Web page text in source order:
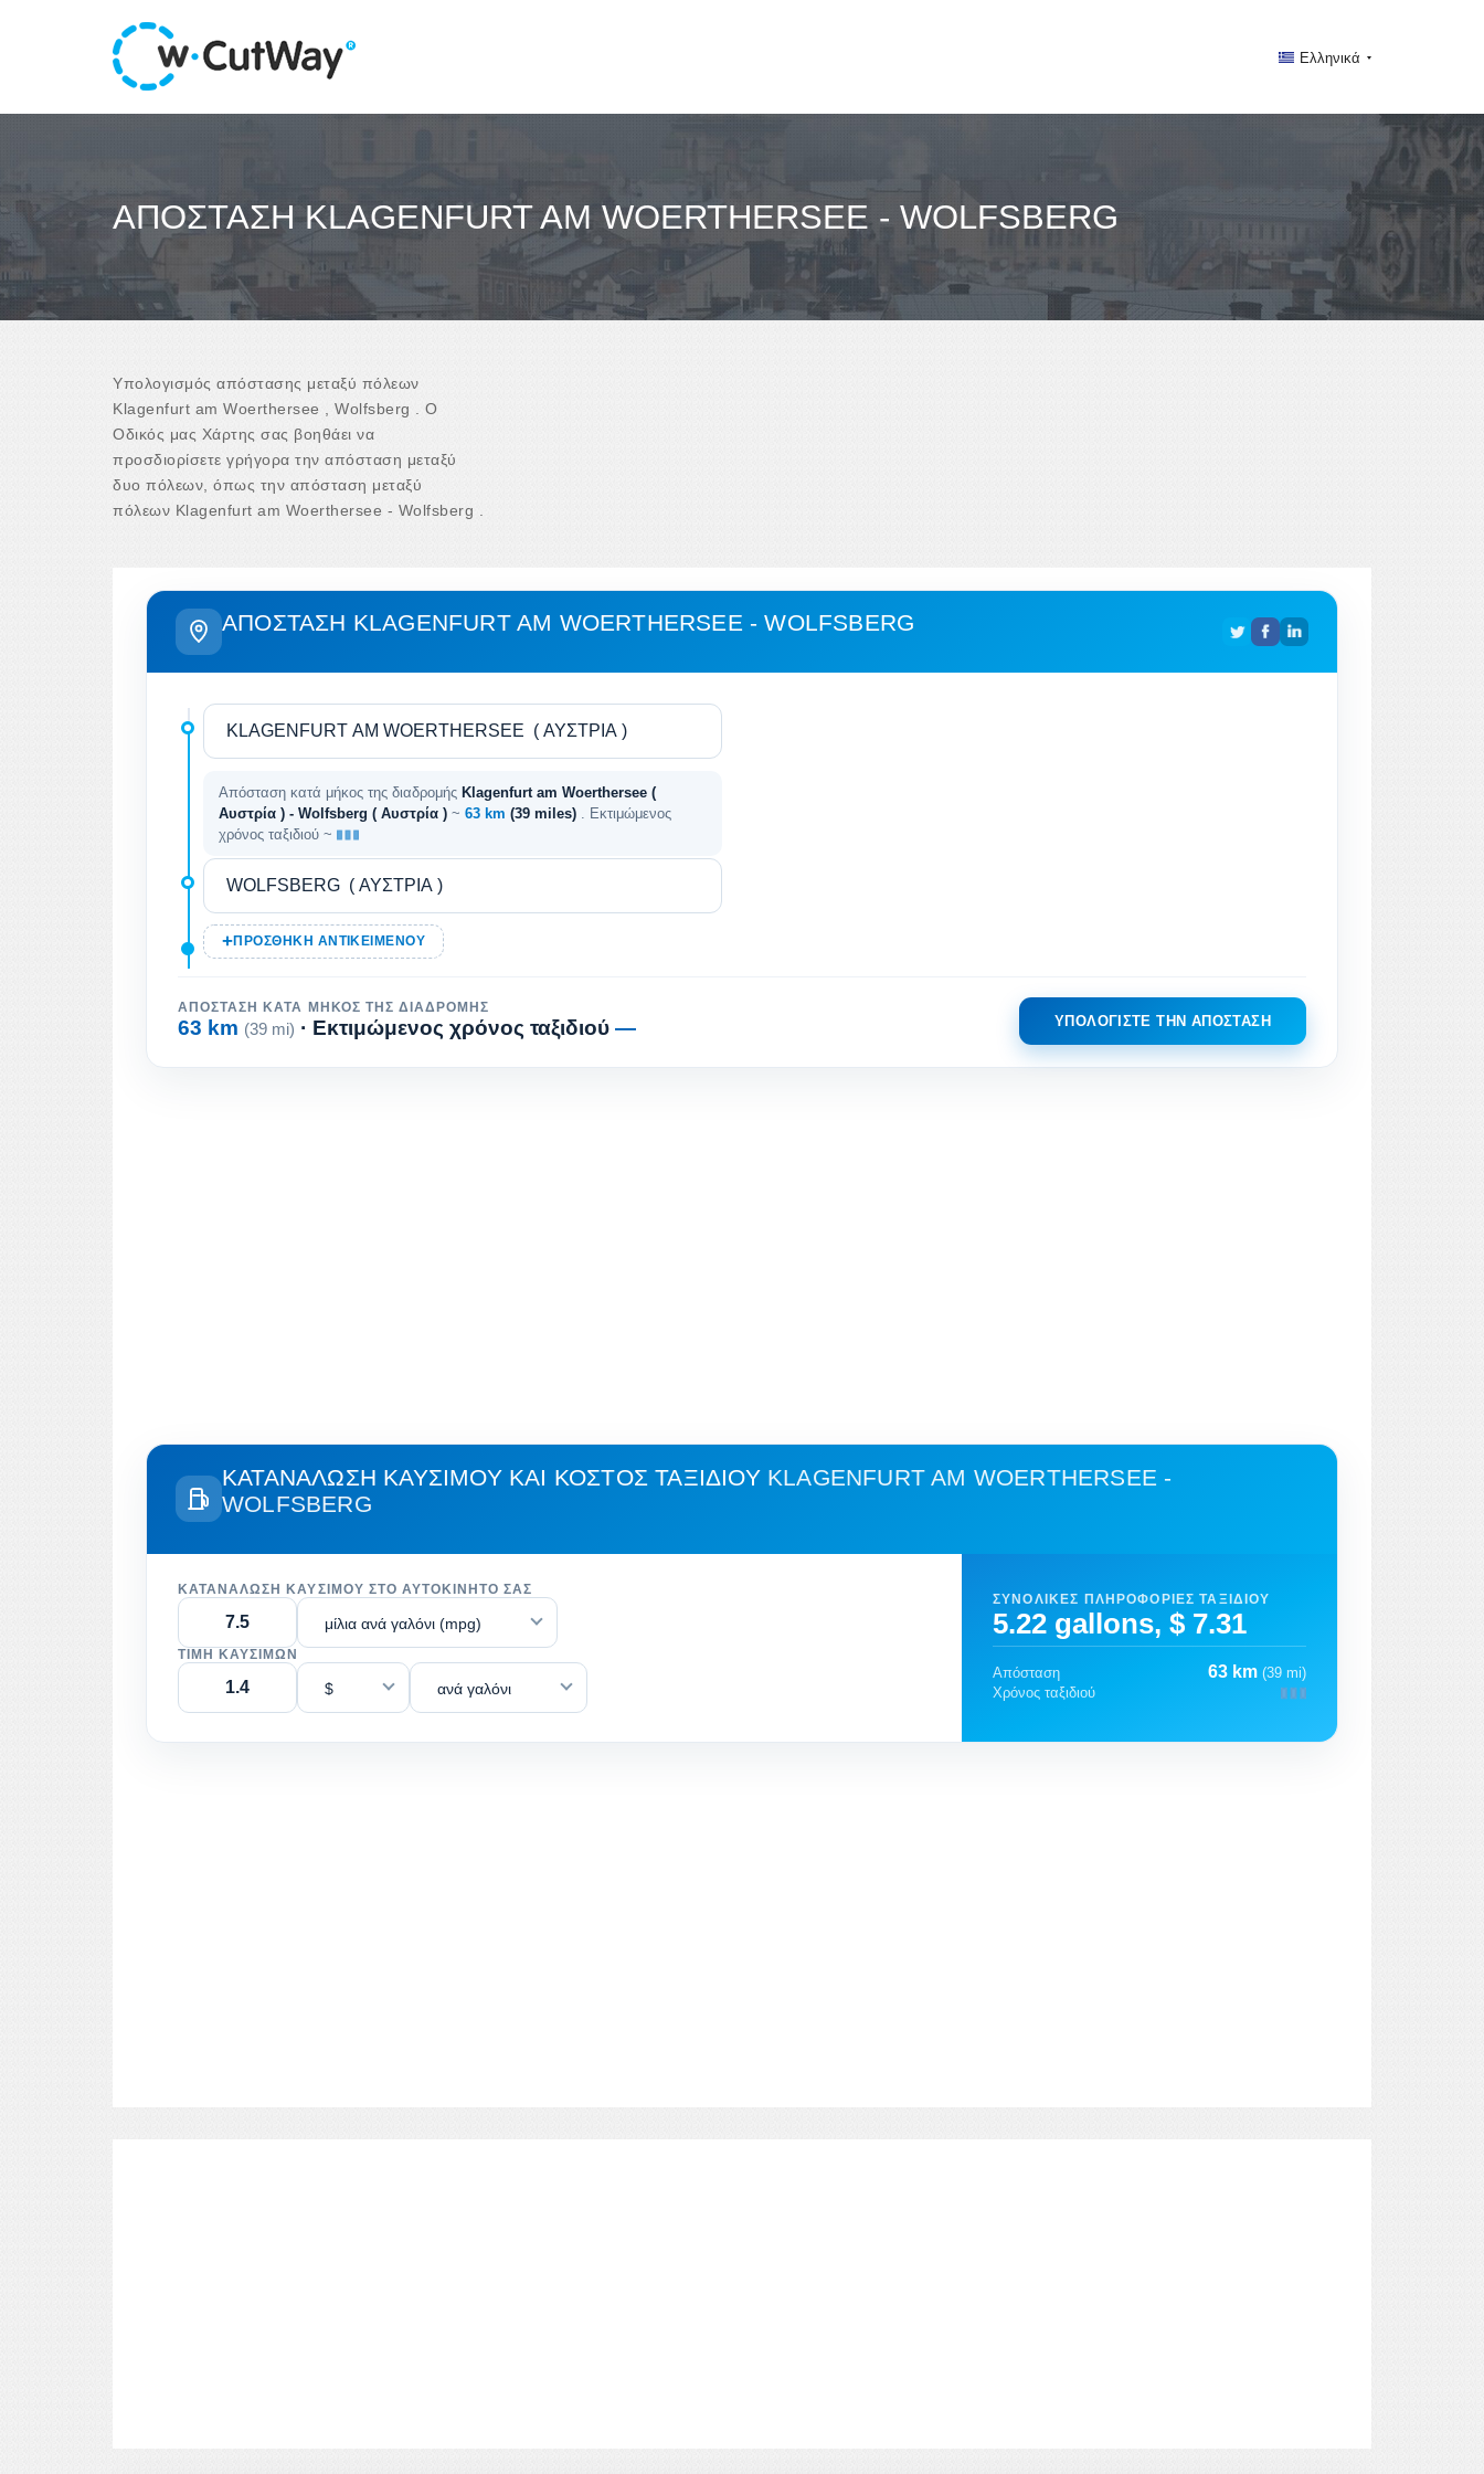
Ελληνικά
ΑΠΌΣΤΑΣΗ KLAGENFURT AM WOERTHERSEE - WOLFSBERG
Υπολογισμός απόστασης μεταξύ πόλεων
Klagenfurt am Woerthersee , Wolfsberg . Ο
Οδικός μας Χάρτης σας βοηθάει να
προσδιορίσετε γρήγορα την απόσταση μεταξύ
δυο πόλεων, όπως την απόσταση μεταξύ
πόλεων Klagenfurt am Woerthersee - Wolfsberg .
ΑΠΌΣΤΑΣΗ KLAGENFURT AM WOERTHERSEE - WOLFSBERG
Απόσταση κατά μήκος της διαδρομής Klagenfurt am Woerthersee (
Αυστρία ) - Wolfsberg ( Αυστρία ) ~ 63 km (39 miles)
. Εκτιμώμενος
χρόνος ταξιδιού ~
ΠΡΟΣΘΉΚΗ ΑΝΤΙΚΕΙΜΈΝΟΥ
ΑΠΌΣΤΑΣΗ ΚΑΤΆ ΜΉΚΟΣ ΤΗΣ ΔΙΑΔΡΟΜΉΣ
63 km (39 mi) · Εκτιμώμενος χρόνος ταξιδιού — ΥΠΟΛΟΓΊΣΤΕ ΤΗΝ ΑΠΌΣΤΑΣΗ
ΚΑΤΑΝΆΛΩΣΗ ΚΑΥΣΊΜΟΥ ΚΑΙ ΚΌΣΤΟΣ ΤΑΞΙΔΙΟΎ KLAGENFURT AM WOERTHERSEE -
WOLFSBERG
ΚΑΤΑΝΆΛΩΣΗ ΚΑΥΣΊΜΟΥ ΣΤΟ ΑΥΤΟΚΊΝΗΤΌ ΣΑΣ
μίλια ανά γαλόνι (mpg)
ΤΙΜΉ ΚΑΥΣΊΜΩΝ
$ ανά γαλόνι
ΣΥΝΟΛΙΚΈΣ ΠΛΗΡΟΦΟΡΊΕΣ ΤΑΞΙΔΙΟΎ
5.22 gallons, $ 7.31
Απόσταση 63 km (39 mi)
Χρόνος ταξιδιού